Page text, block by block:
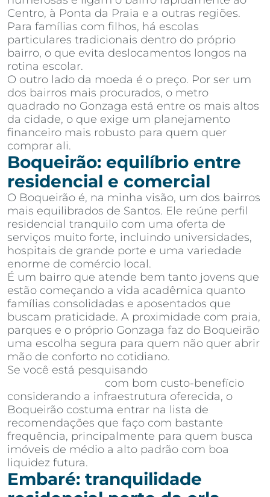
Centro, à Ponta da Praia e a outras regiões.
Para famílias com filhos, há escolas
particulares tradicionais dentro do próprio
bairro, o que evita deslocamentos longos na
rotina escolar.
O outro lado da moeda é o preço. Por ser um
dos bairros mais procurados, o metro
quadrado no Gonzaga está entre os mais altos
da cidade, o que exige um planejamento
financeiro mais robusto para quem quer
comprar ali.
Boqueirão: equilíbrio entre
residencial e comercial
O Boqueirão é, na minha visão, um dos bairros
mais equilibrados de Santos. Ele reúne perfil
residencial tranquilo com uma oferta de
serviços muito forte, incluindo universidades,
hospitais de grande porte e uma variedade
enorme de comércio local.
É um bairro que atende bem tanto jovens que
estão começando a vida acadêmica quanto
famílias consolidadas e aposentados que
buscam praticidade. A proximidade com praia,
parques e o próprio Gonzaga faz do Boqueirão
uma escolha segura para quem não quer abrir
mão de conforto no cotidiano.
Se você está pesquisando
com bom custo-benefício
considerando a infraestrutura oferecida, o
Boqueirão costuma entrar na lista de
recomendações que faço com bastante
frequência, principalmente para quem busca
imóveis de médio a alto padrão com boa
liquidez futura.
Embaré: tranquilidade